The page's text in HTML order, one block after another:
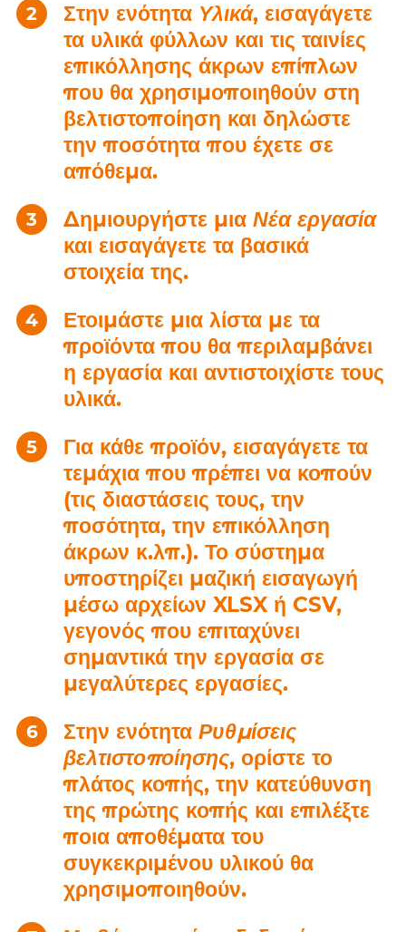
Στην ενότητα Υλικά, εισαγάγετε
τα υλικά φύλλων και τις ταινίες
επικόλλησης άκρων επίπλων
που θα χρησιμοποιηθούν στη
βελτιστοποίηση και δηλώστε
την ποσότητα που έχετε σε
απόθεμα.
Δημιουργήστε μια Νέα εργασία
και εισαγάγετε τα βασικά
στοιχεία της.
Ετοιμάστε μια λίστα με τα
προϊόντα που θα περιλαμβάνει
η εργασία και αντιστοιχίστε τους
υλικά.
Για κάθε προϊόν, εισαγάγετε τα
τεμάχια που πρέπει να κοπούν
(τις διαστάσεις τους, την
ποσότητα, την επικόλληση
άκρων κ.λπ.). Το σύστημα
υποστηρίζει μαζική εισαγωγή
μέσω αρχείων XLSX ή CSV,
γεγονός που επιταχύνει
σημαντικά την εργασία σε
μεγαλύτερες εργασίες.
Στην ενότητα Ρυθμίσεις
βελτιστοποίησης, ορίστε το
πλάτος κοπής, την κατεύθυνση
της πρώτης κοπής και επιλέξτε
ποια αποθέματα του
συγκεκριμένου υλικού θα
χρησιμοποιηθούν.